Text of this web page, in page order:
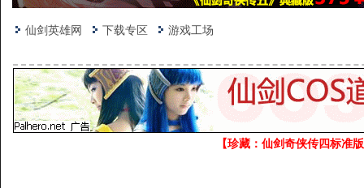
仙剑英雄网 下载专区 游戏工场
【珍藏：仙剑奇侠传四标准